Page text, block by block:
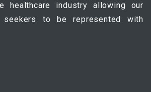
healthcare industry allowing our
to be represented with